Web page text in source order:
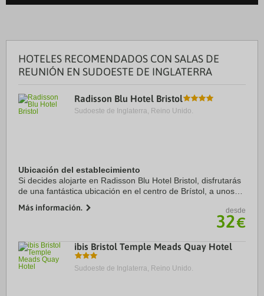
HOTELES RECOMENDADOS CON SALAS DE
REUNIÓN EN SUDOESTE DE INGLATERRA
Radisson Blu Hotel Bristol
Sudoeste de Inglaterra, Reino Unido.
Ubicación del establecimiento
Si decides alojarte en Radisson Blu Hotel Bristol, disfrutarás
de una fantástica ubicación en el centro de Brístol, a unos
University of Bristol. ...
Más información. desde
32€
ibis Bristol Temple Meads Quay Hotel
Sudoeste de Inglaterra, Reino Unido.